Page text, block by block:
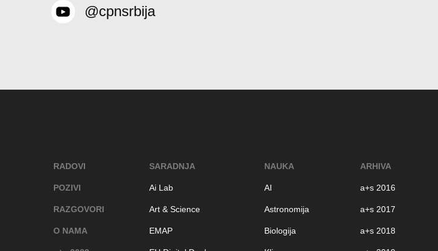
@cpnsrbija
RADOVI
POZIVI
RAZGOVORI
O NAMA
SARADNJA
Ai Lab
Art & Science
EMAP
NAUKA
AI
Astronomija
Biologija
ARHIVA
a+s 2016
a+s 2017
a+s 2018